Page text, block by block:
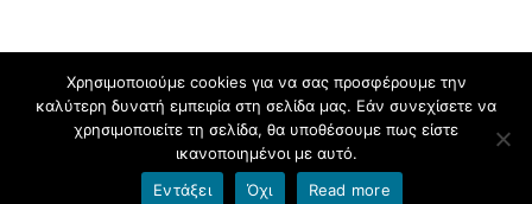
Πνευματικά δικαιώματα © 2026 Κέντρο Εκπαίδευσης για το
Περιβάλλον και την Αειφορία Θέρμης, Λιβάδι.
blogs.sch.grκαιHitMag.
Χρησιμοποιούμε cookies για να σας προσφέρουμε την
καλύτερη δυνατή εμπειρία στη σελίδα μας. Εάν συνεχίσετε να
χρησιμοποιείτε τη σελίδα, θα υποθέσουμε πως είστε
ικανοποιημένοι με αυτό.
Εντάξει
Όχι Read more